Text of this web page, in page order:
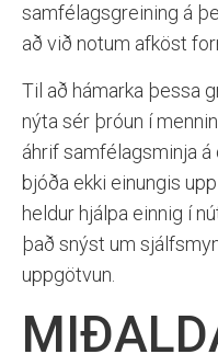
samfélagsgreining á
að við notum afköst
Til að hámarka þessa
nýta sér þróun í
áhrif samfélagsminja
bjóða ekki einungis
heldur hjálpa einnig í
það snýst um
uppgötvun.